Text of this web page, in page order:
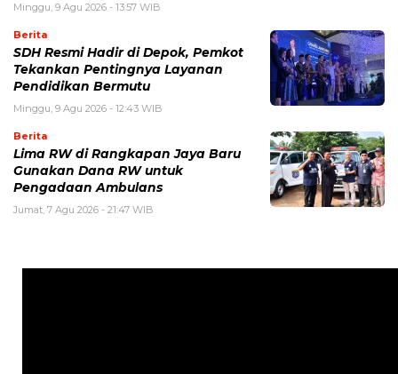
Minggu, 9 Agu 2026 - 13:57 WIB
Berita
SDH Resmi Hadir di Depok, Pemkot
Tekankan Pentingnya Layanan
Pendidikan Bermutu
Minggu, 9 Agu 2026 - 12:43 WIB
Berita
Lima RW di Rangkapan Jaya Baru
Gunakan Dana RW untuk
Pengadaan Ambulans
Jumat, 7 Agu 2026 - 21:47 WIB